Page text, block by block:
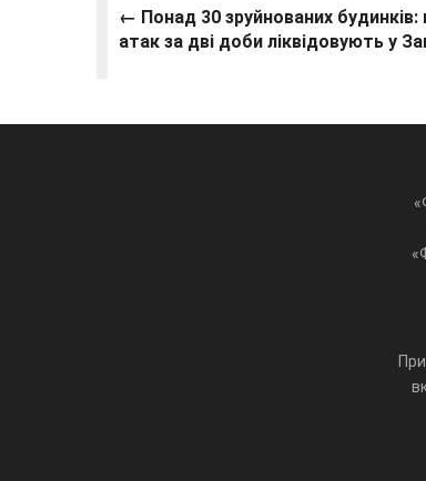
← Понад 30 зруйнованих будинків:
атак за дві доби ліквідовують у